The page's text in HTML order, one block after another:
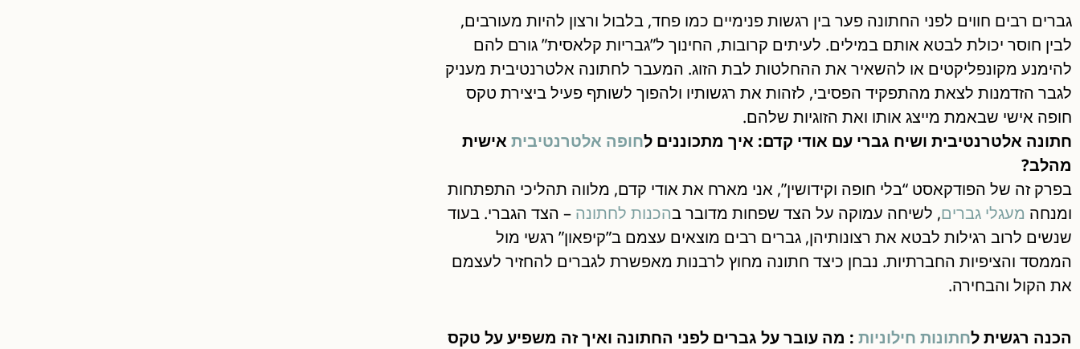
גברים רבים חווים לפני החתונה פער בין רגשות פנימיים כמו פחד, בלבול ורצון להיות מעורבים,
לבין חוסר יכולת לבטא אותם במילים. לעיתים קרובות, החינוך ל”גבריות קלאסית” גורם להם
להימנע מקונפליקטים או להשאיר את ההחלטות לבת הזוג. המעבר לחתונה אלטרנטיבית מעניק
לגבר הזדמנות לצאת מהתפקיד הפסיבי, לזהות את רגשותיו ולהפוך לשותף פעיל ביצירת טקס
חופה אישי שבאמת מייצג אותו ואת הזוגיות שלהם.
חתונה אלטרנטיבית ושיח גברי עם אודי קדם: איך מתכוננים לחופה אלטרנטיבית אישית
מהלב?
בפרק זה של הפודקאסט “בלי חופה וקידושין”, אני מארח את אודי קדם, מלווה תהליכי התפתחות
ומנחה מעגלי גברים, לשיחה עמוקה על הצד שפחות מדובר בהכנות לחתונה – הצד הגברי. בעוד
שנשים לרוב רגילות לבטא את רצונותיהן, גברים רבים מוצאים עצמם ב”קיפאון” רגשי מול
הממסד והציפיות החברתיות. נבחן כיצד חתונה מחוץ לרבנות מאפשרת לגברים להחזיר לעצמם
את הקול והבחירה.
הכנה רגשית לחתונות חילוניות : מה עובר על גברים לפני החתונה ואיך זה משפיע על טקס